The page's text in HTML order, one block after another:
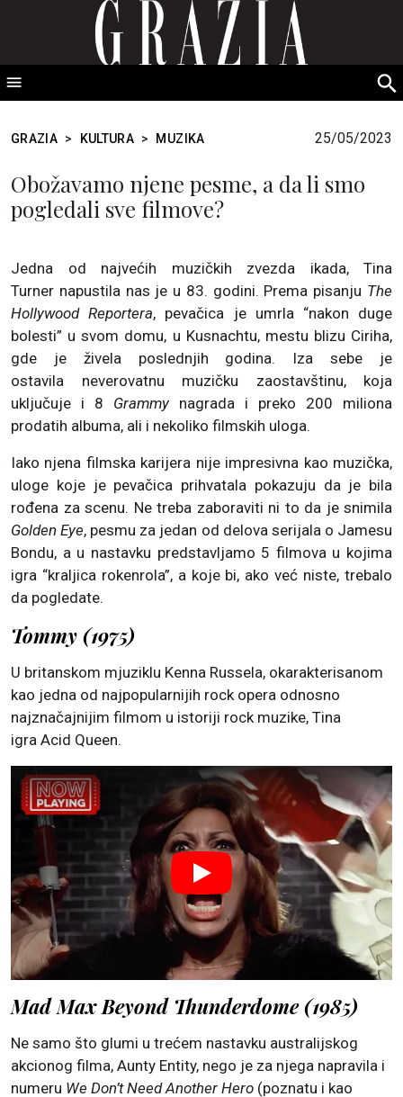
GRAZIA Srbija
GRAZIA > KULTURA > MUZIKA 25/05/2023
Obožavamo njene pesme, a da li smo
pogledali sve filmove?
Jedna od najvećih muzičkih zvezda ikada, Tina
Turner napustila nas je u 83. godini. Prema pisanju The
Hollywood Reportera, pevačica je umrla “nakon duge
bolesti” u svom domu, u Kusnachtu, mestu blizu Ciriha,
gde je živela poslednjih godina. Iza sebe je
ostavila neverovatnu muzičku zaostavštinu, koja
uključuje i 8 Grammy nagrada i preko 200 miliona
prodatih albuma, ali i nekoliko filmskih uloga.
Iako njena filmska karijera nije impresivna kao muzička,
uloge koje je pevačica prihvatala pokazuju da je bila
rođena za scenu. Ne treba zaboraviti ni to da je snimila
Golden Eye, pesmu za jedan od delova serijala o Jamesu
Bondu, a u nastavku predstavljamo 5 filmova u kojima
igra “kraljica rokenrola”, a koje bi, ako već niste, trebalo
da pogledate.
Tommy (1975)
U britanskom mjuziklu Kenna Russela, okarakterisanom
kao jedna od najpopularnijih rock opera odnosno
najznačajnijim filmom u istoriji rock muzike, Tina
igra Acid Queen.
Mad Max Beyond Thunderdome (1985)
Ne samo što glumi u trećem nastavku australijskog
akcionog filma, Aunty Entity, nego je za njega napravila i
numeru We Don’t Need Another Hero (poznatu i kao